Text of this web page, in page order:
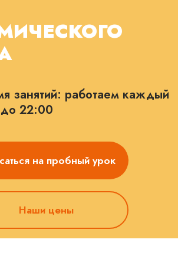
занятий: работаем каждый
22:00
на пробный урок
Наши цены